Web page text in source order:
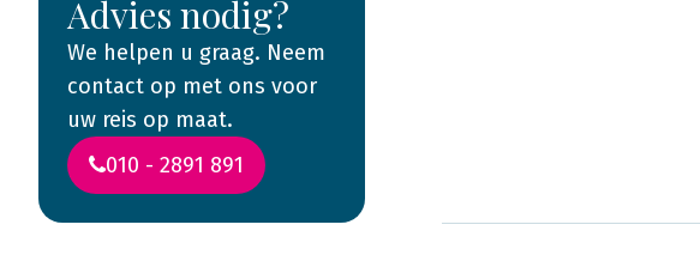
Advies nodig?
We helpen u graag. Neem
contact op met ons voor
uw reis op maat.
010 - 2891 891